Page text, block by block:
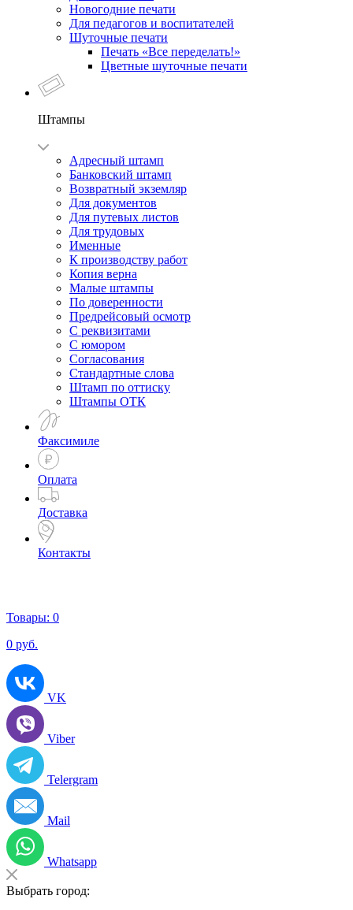
Новогодние печати
Для педагогов и воспитателей
Шуточные печати
Печать «Все переделать!»
Цветные шуточные печати
Штампы
Адресный штамп
Банковский штамп
Возвратный экземляр
Для документов
Для путевых листов
Для трудовых
Именные
К производству работ
Копия верна
Малые штампы
По доверенности
Предрейсовый осмотр
С реквизитами
С юмором
Согласования
Стандартные слова
Штамп по оттиску
Штампы ОТК
Факсимиле
Оплата
Доставка
Контакты
Товары: 0
0 руб.
VK
Viber
Telergram
Mail
Whatsapp
Выбрать город: